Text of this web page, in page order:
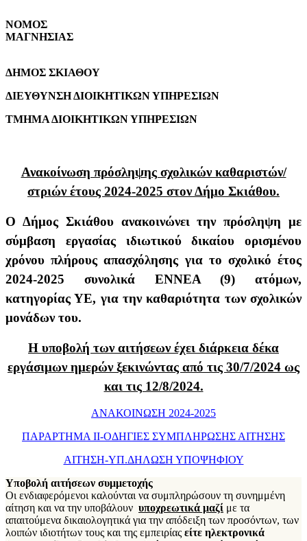
ΝΟΜΟΣ
ΜΑΓΝΗΣΙΑΣ
ΔΗΜΟΣ ΣΚΙΑΘΟΥ
ΔΙΕΥΘΥΝΣΗ ΔΙΟΙΚΗΤΙΚΩΝ ΥΠΗΡΕΣΙΩΝ
ΤΜΗΜΑ ΔΙΟΙΚΗΤΙΚΩΝ ΥΠΗΡΕΣΙΩΝ
Ανακοίνωση πρόσληψης σχολικών καθαριστών/
στριών έτους 2024-2025 στον Δήμο Σκιάθου.
Ο Δήμος Σκιάθου ανακοινώνει την πρόσληψη με
σύμβαση εργασίας ιδιωτικού δικαίου ορισμένου
χρόνου πλήρους απασχόλησης για το σχολικό έτος
2024-2025 συνολικά ΕΝΝΕΑ (9) ατόμων,
κατηγορίας ΥΕ, για την καθαριότητα των σχολικών
μονάδων του.
Η υποβολή των αιτήσεων έχει διάρκεια δέκα
εργάσιμων ημερών ξεκινώντας από τις 30/7/2024 ως
και τις 12/8/2024.
ΑΝΑΚΟΙΝΩΣΗ 2024-2025
ΠΑΡΑΡΤΗΜΑ ΙΙ-ΟΔΗΓΙΕΣ ΣΥΜΠΛΗΡΩΣΗΣ ΑΙΤΗΣΗΣ
ΑΙΤΗΣΗ-ΥΠ.ΔΗΛΩΣΗ ΥΠΟΨΗΦΙΟΥ
Υποβολή αιτήσεων συμμετοχής
Οι ενδιαφερόμενοι καλούνται να συμπληρώσουν τη συνημμένη
αίτηση και να την υποβάλουν υποχρεωτικά μαζί με τα
απαιτούμενα δικαιολογητικά για την απόδειξη των προσόντων, των
λοιπών ιδιοτήτων τους και της εμπειρίας είτε ηλεκτρονικά